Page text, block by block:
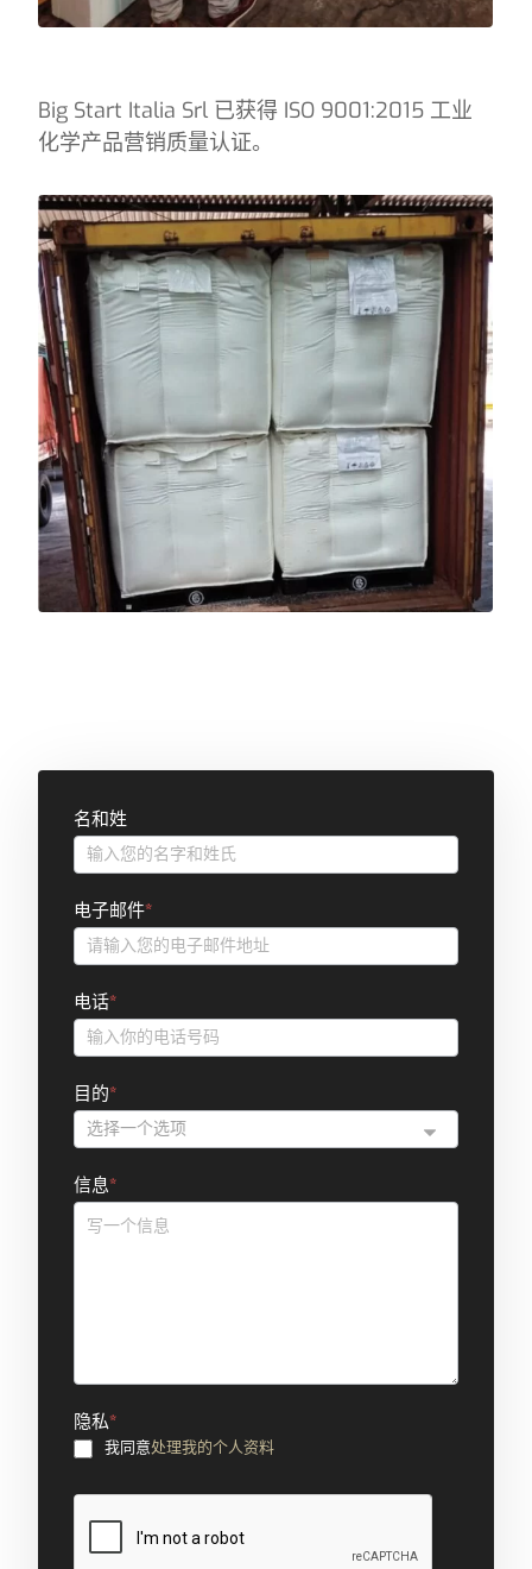
Big Start Italia Srl 已获得 ISO 9001:2015 工业
化学产品营销质量认证。
联
系
表
名和姓
电子邮件*
电话*
目的*
信息*
隐私*
我同意处理我的个人资料